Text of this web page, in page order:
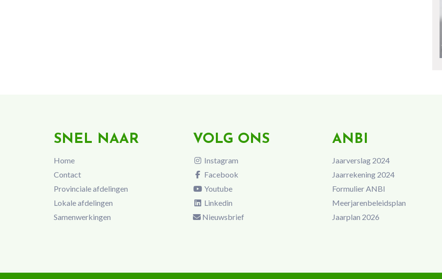
SNEL NAAR
Home
Contact
Provinciale afdelingen
Lokale afdelingen
Samenwerkingen
VOLG ONS
Instagram
Facebook
Youtube
Linkedin
Nieuwsbrief
ANBI
Jaarverslag 2024
Jaarrekening 2024
Formulier ANBI
Meerjarenbeleidsplan
Jaarplan 2026